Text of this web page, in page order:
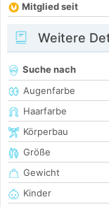
Mitglied seit
Weitere
Suche nach
Augenfarbe
Haarfarbe
Körperbau
Größe
Gewicht
Kinder